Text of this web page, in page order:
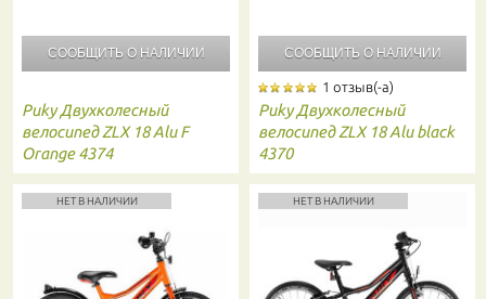
СООБЩИТЬ О НАЛИЧИИ
Puky Двухколесный
велосипед ZLX 18 Alu F
Orange 4374
СООБЩИТЬ О НАЛИЧИИ
1 отзыв(-а)
Puky Двухколесный
велосипед ZLX 18 Alu black
4370
НЕТ В НАЛИЧИИ НЕТ В НАЛИЧИИ